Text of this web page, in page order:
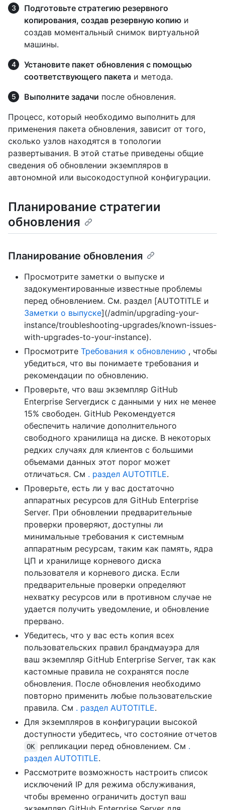
Подготовьте стратегию резервного
копирования, создав резервную копию и
создав моментальный снимок виртуальной
машины.
Установите пакет обновления с помощью
соответствующего пакета и метода.
Выполните задачи после обновления.
Процесс, который необходимо выполнить для
применения пакета обновления, зависит от того,
сколько узлов находятся в топологии
развертывания. В этой статье приведены общие
сведения об обновлении экземпляров в
автономной или высокодоступной конфигурации.
Планирование стратегии
обновления
Планирование обновления
Просмотрите заметки о выпуске и
задокументированные известные проблемы
перед обновлением. См. раздел [AUTOTITLE и
Заметки о выпуске](/admin/upgrading-your-
instance/troubleshooting-upgrades/known-issues-
with-upgrades-to-your-instance).
Просмотрите Требования к обновлению , чтобы
убедиться, что вы понимаете требования и
рекомендации по обновлению.
Проверьте, что ваш экземпляр GitHub
Enterprise Serverдиск с данными у них не менее
15% свободен. GitHub Рекомендуется
обеспечить наличие дополнительного
свободного хранилища на диске. В некоторых
редких случаях для клиентов с большими
объемами данных этот порог может
отличаться. См . раздел AUTOTITLE.
Проверьте, есть ли у вас достаточно
аппаратных ресурсов для GitHub Enterprise
Server. При обновлении предварительные
проверки проверяют, доступны ли
минимальные требования к системным
аппаратным ресурсам, таким как память, ядра
ЦП и хранилище корневого диска
пользователя и корневого диска. Если
предварительные проверки определяют
нехватку ресурсов или в противном случае не
удается получить уведомление, и обновление
прервано.
Убедитесь, что у вас есть копия всех
пользовательских правил брандмауэра для
ваш экземпляр GitHub Enterprise Server, так как
кастомные правила не сохранятся после
обновления. После обновления необходимо
повторно применить любые пользовательские
правила. См . раздел AUTOTITLE.
Для экземпляров в конфигурации высокой
доступности убедитесь, что состояние отчетов
OK репликации перед обновлением. См .
раздел AUTOTITLE.
Рассмотрите возможность настроить список
исключений IP для режима обслуживания,
чтобы временно ограничить доступ ваш